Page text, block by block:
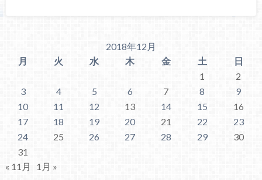
2018年12月
月
火 水 木 金 土
日
1
2
3
4 5 6 7 8
9
10
11 12 13 14 15
16
17
18 19 20 21 22
23
24
25 26 27 28 29
30
31
« 11月
1月 »